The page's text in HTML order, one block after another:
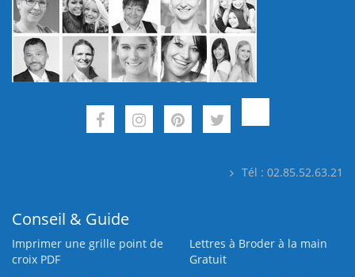
Tél : 02.85.52.63.21
Conseil & Guide
Imprimer une grille point de
croix PDF
Lettres à Broder à la main
Gratuit